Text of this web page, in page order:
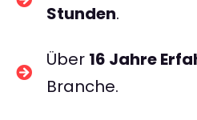
Stunden.
Über 16 Jahre
Branche.